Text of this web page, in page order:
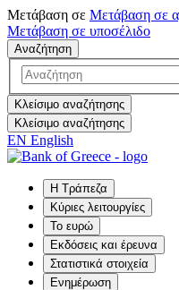
Μετάβαση σε Μετάβαση σε
Μετάβαση σε υποσέλιδο
Αναζήτηση
Κλείσιμο αναζήτησης
Κλείσιμο αναζήτησης
EN English
Η Τράπεζα
Κύριες λειτουργίες
Το ευρώ
Εκδόσεις και έρευνα
Στατιστικά στοιχεία
Ενημέρωση